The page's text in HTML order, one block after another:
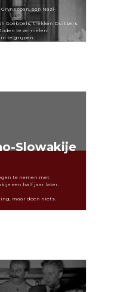
een Nazi-
Goebbels, trekken Duitsers
te vernielen.
te grijpen.
Slowakije
te nemen met
een half jaar later.
maar doen niets.